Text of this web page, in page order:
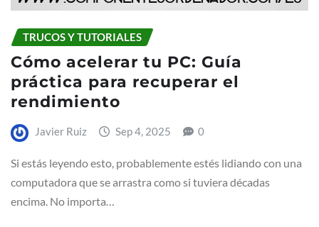
TRUCOS Y TUTORIALES
Cómo acelerar tu PC: Guía
práctica para recuperar el
rendimiento
Javier Ruiz Sep 4, 2025 0
Si estás leyendo esto, probablemente estés lidiando con una
computadora que se arrastra como si tuviera décadas
encima. No importa…